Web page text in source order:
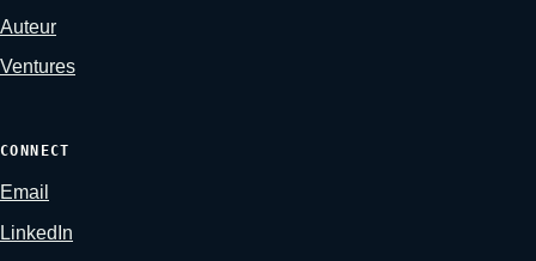
Auteur
Ventures
CONNECT
Email
LinkedIn